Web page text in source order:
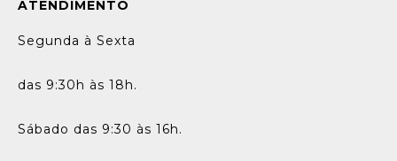
ATENDIMENTO
Segunda à Sexta
das 9:30h às 18h.
Sábado das 9:30 às 16h.